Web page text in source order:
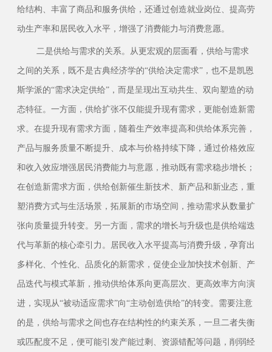
给结构、丰富了商品和服务供给，还通过创造就业岗位、提高劳
动生产率和居民收入水平，增强了消费能力与消费意愿。
二是供给与需求的关系。从更宏观的层面看，供给与需求
之间的关系，既不是古典经济学的“供给决定需求”，也不是凯恩
斯学派的“需求决定供给”，而是呈现出互动共生、双向塑造的动
态特征。一方面，供给扩张不仅能提升现有需求，更能创造新需
求。在提升现有需求方面，随着生产效率提高和供给体系完善，
产品与服务质量不断提升、成本与价格持续下降，通过价格效应
和收入效应增强居民消费能力与意愿，推动既有需求稳步增长；
在创造新需求方面，供给创新催生新技术、新产品和新业态，重
塑消费方式与生活场景，拓展新的市场空间，推动需求从数量扩
张向质量提升转变。另一方面，需求的增长与升级也是供给端迭
代与革新的核心牵引力。居民收入水平提高与消费升级，孕育出
多样化、个性化、品质化的新需求，促使企业加快技术创新、产
品迭代与模式革新，推动供给体系向更高层次、更高效率方向演
进，实现从“被动适应需求”向“主动创造供给”的转变。需要注意
的是，供给与需求之间也存在结构性的约束关系，一旦二者失衡
或匹配度不足，便可能引发产能过剩、资源错配等问题，削弱经